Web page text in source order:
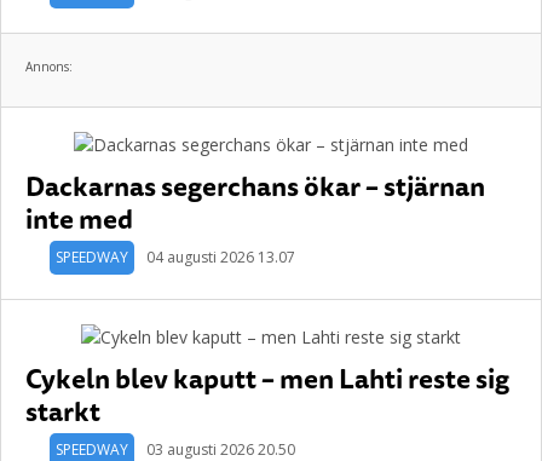
Annons:
Dackarnas segerchans ökar – stjärnan
inte med
SPEEDWAY 04 augusti 2026 13.07
Cykeln blev kaputt – men Lahti reste sig
starkt
SPEEDWAY 03 augusti 2026 20.50